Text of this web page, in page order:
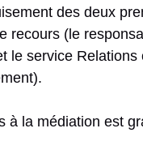
des deux
recours (le
le service
à la médiation est